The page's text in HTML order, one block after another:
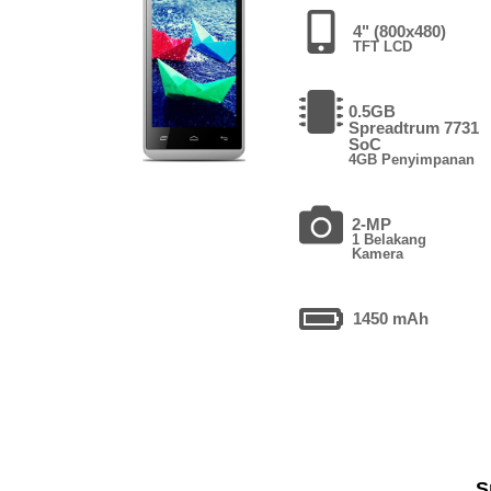
4" (800x480)
TFT LCD
0.5GB
Spreadtrum 7731
SoC
4GB Penyimpanan
2-MP
1 Belakang
Kamera
1450 mAh